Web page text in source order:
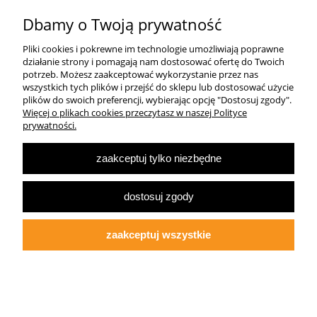
Pomoc
Dostawa
Moje konto
Największa Księgarnia Internetowa Po Prawej Stronie, ulubiona księgarnia
Multibook.pl- Wszelkie prawa zastrzeżone.
Księgarnia prawicowa, prawicowe książki, katolicyzm, tradycjonalizm, patriotyzm,
koszulki patriotyczne.
Dbamy o Twoją prywatność
Pliki cookies i pokrewne im technologie umożliwiają poprawne
działanie strony i pomagają nam dostosować ofertę do Twoich
potrzeb. Możesz zaakceptować wykorzystanie przez nas
wszystkich tych plików i przejść do sklepu lub dostosować użycie
plików do swoich preferencji, wybierając opcję "Dostosuj zgody".
Więcej o plikach cookies przeczytasz w naszej Polityce
prywatności.
zaakceptuj tylko niezbędne
dostosuj zgody
zaakceptuj wszystkie